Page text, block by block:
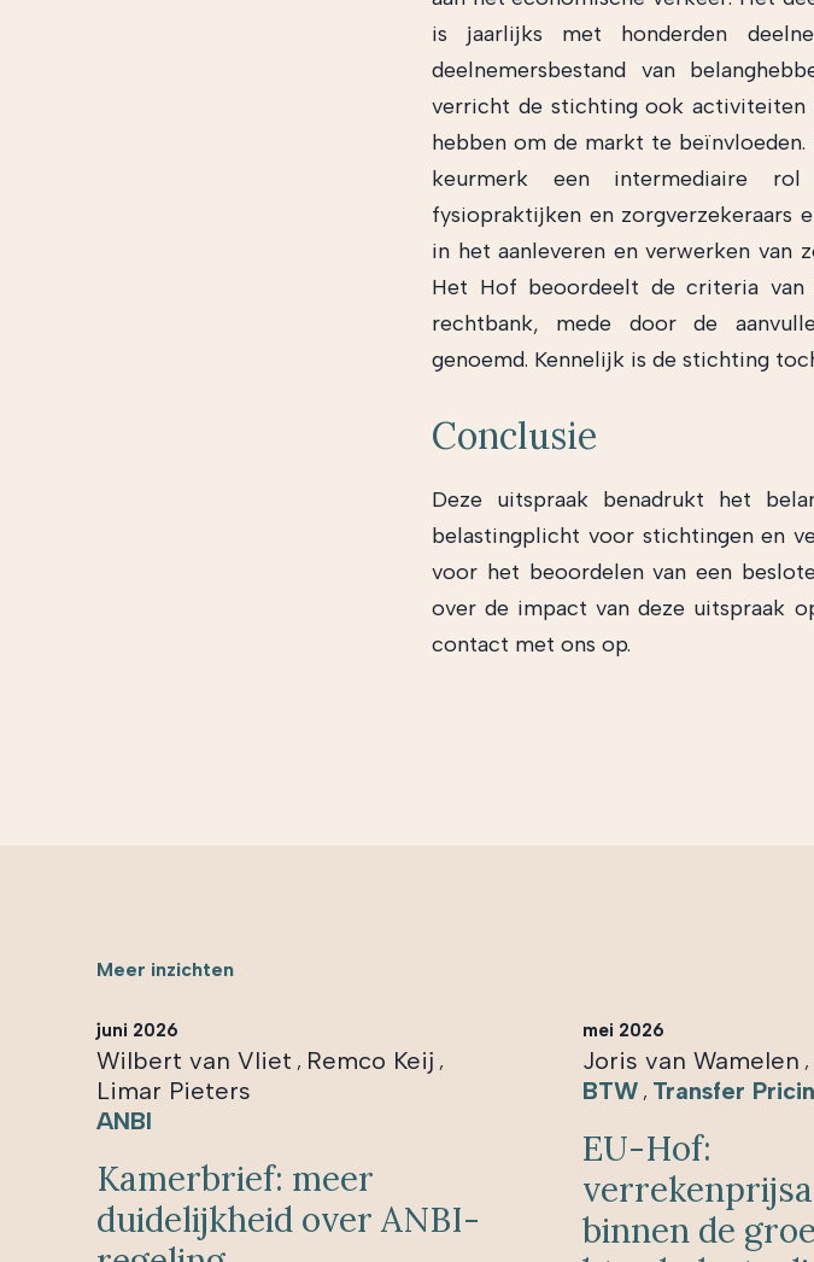
is jaarlijks met honderden
deelnemersbestand van
verricht de stichting ook
hebben om de markt te
keurmerk een intermediaire
fysiopraktijken en
in het aanleveren en verwerken van
Het Hof beoordeelt de criteria
rechtbank, mede door de
genoemd. Kennelijk is de stichting
Conclusie
Deze uitspraak benadrukt het
belastingplicht voor stichtingen en
voor het beoordelen van een
over de impact van deze uitspraak
contact met ons op.
Meer inzichten
juni 2026
Wilbert van Vliet , Remco Keij ,
Limar Pieters
ANBI
Kamerbrief: meer
duidelijkheid over ANBI-
mei 2026
Joris van Wamelen ,
BTW , Transfer
EU-Hof:
binnen de